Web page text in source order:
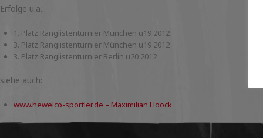
Erfolge u.a.:
1. Platz Ranglistenturnier München u19 2012
3. Platz Ranglistenturnier München u19 2012
3. Platz Ranglistenturnier Berlin u20 2012
siehe auch:
www.hewelco-sportler.de – Maximilian Hoock